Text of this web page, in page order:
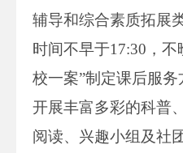
辅导和综合素质拓展
时间不早于17:30，
校一案”制定课后服
开展丰富多彩的科普
阅读、兴趣小组及社